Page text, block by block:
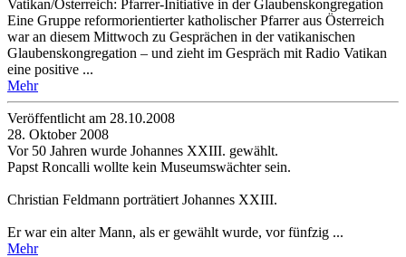
Vatikan/Österreich: Pfarrer-Initiative in der Glaubenskongregation
Eine Gruppe reformorientierter katholischer Pfarrer aus Österreich
war an diesem Mittwoch zu Gesprächen in der vatikanischen
Glaubenskongregation – und zieht im Gespräch mit Radio Vatikan
eine positive ...
Mehr
Veröffentlicht am 28­.10.2008
28. Oktober 2008
Vor 50 Jahren wurde Johannes XXIII. gewählt.
Papst Roncalli wollte kein Museumswächter sein.
Christian Feldmann porträtiert Johannes XXIII.
Er war ein alter Mann, als er gewählt wurde, vor fünfzig ...
Mehr